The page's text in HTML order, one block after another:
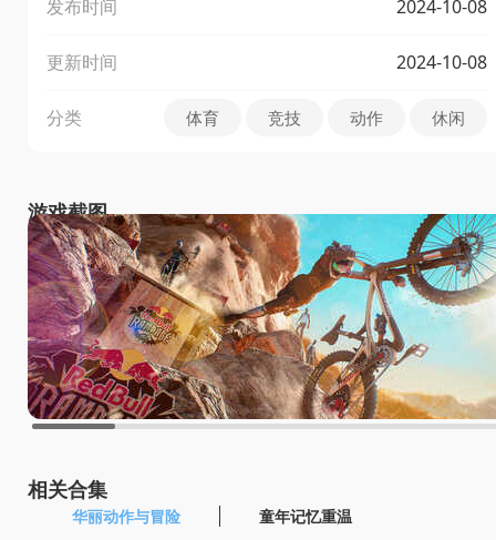
发布时间 2024-10-08
更新时间 2024-10-08
分类 体育 竞技 动作 休闲
游戏截图
相关合集
华丽动作与冒险
童年记忆重温